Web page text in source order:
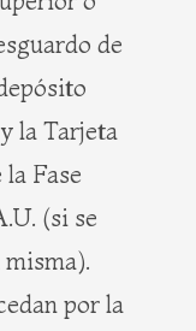
de
la Tarjeta
Fase
(si se
por la